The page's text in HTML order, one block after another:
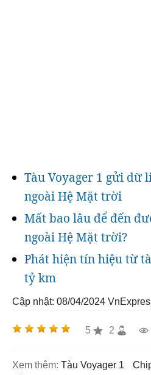
Tàu Voyager 1 gửi dữ
ngoài Hệ Mặt trời
Mất bao lâu để đến
ngoài Hệ Mặt trời?
Phát hiện tín hiệu từ
tỷ km
Cập nhật: 08/04/2024
5 2
Xem thêm: Tàu Voyager 1